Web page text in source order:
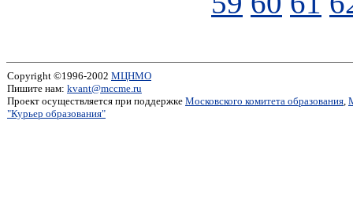
Copyright ©1996-2002 МЦНМО
Пишите нам: kvant@mccme.ru
Проект осуществляется при поддержке Московского комитета образования,
"Курьер образования"